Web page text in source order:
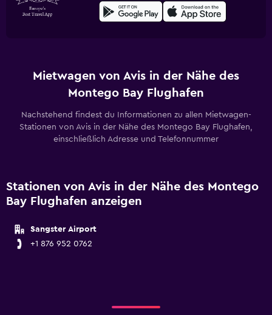
Mietwagen von Avis in der Nähe des
Montego Bay Flughafen
Nachstehend findest du Informationen zu allen Mietwagen-
Stationen von Avis in der Nähe des Montego Bay Flughafen,
einschließlich Adresse und Telefonnummer
Stationen von Avis in der Nähe des Montego
Bay Flughafen anzeigen
Sangster Airport
+1 876 952 0762